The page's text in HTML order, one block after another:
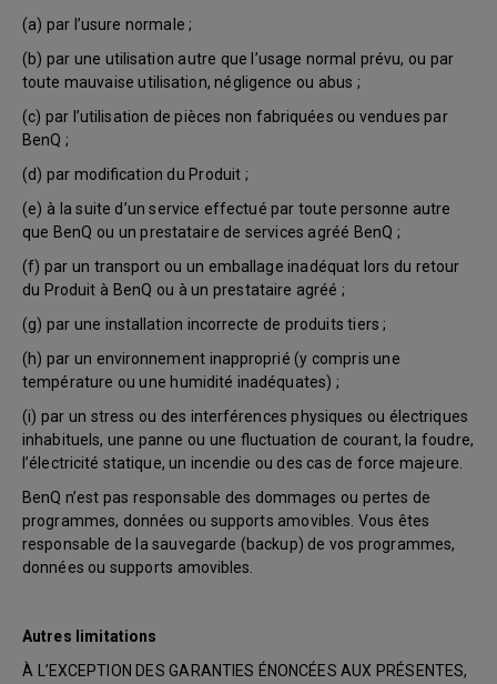
(a) par l’usure normale ;
(b) par une utilisation autre que l’usage normal prévu, ou par
toute mauvaise utilisation, négligence ou abus ;
(c) par l’utilisation de pièces non fabriquées ou vendues par
BenQ ;
(d) par modification du Produit ;
(e) à la suite d’un service effectué par toute personne autre
que BenQ ou un prestataire de services agréé BenQ ;
(f) par un transport ou un emballage inadéquat lors du retour
du Produit à BenQ ou à un prestataire agréé ;
(g) par une installation incorrecte de produits tiers ;
(h) par un environnement inapproprié (y compris une
température ou une humidité inadéquates) ;
(i) par un stress ou des interférences physiques ou électriques
inhabituels, une panne ou une fluctuation de courant, la foudre,
l’électricité statique, un incendie ou des cas de force majeure.
BenQ n’est pas responsable des dommages ou pertes de
programmes, données ou supports amovibles. Vous êtes
responsable de la sauvegarde (backup) de vos programmes,
données ou supports amovibles.
Autres limitations
À L’EXCEPTION DES GARANTIES ÉNONCÉES AUX PRÉSENTES,